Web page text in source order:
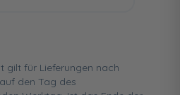
gilt für Lieferungen nach
den Tag des